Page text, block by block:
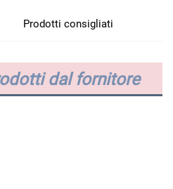
Prodotti consigliati
dal fornitore